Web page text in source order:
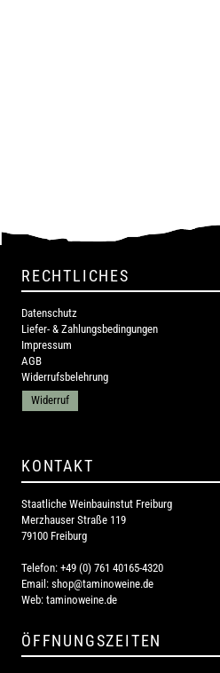
RECHTLICHES
Datenschutz
Liefer- & Zahlungsbedingungen
Impressum
AGB
Widerrufsbelehrung
Widerruf
KONTAKT
Staatliche Weinbauinstut Freiburg
Merzhauser Straße 119
79100 Freiburg
Telefon: +49 (0) 761 40165-4320
Email: shop@taminoweine.de
Web: taminoweine.de
ÖFFNUNGSZEITEN